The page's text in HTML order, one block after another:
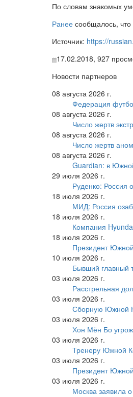
По словам знакомых
Ранее сообщалось, что
Источник: https://
17.02.2018, 927
Новости партнеров
08 августа 2026 г.
Федерация
08 августа 2026 г.
Число жертв
08 августа 2026 г.
Число жертв
08 августа 2026 г.
Guardian: в
29 июля 2026 г.
Руденко: Россия
18 июля 2026 г.
МИД: Россия
18 июля 2026 г.
Компания
18 июля 2026 г.
Президент
10 июля 2026 г.
Бывший главный
03 июля 2026 г.
Расстрельная
03 июля 2026 г.
Сборную Южной
03 июля 2026 г.
Хон Мён Бо
03 июля 2026 г.
Тренеру Южной
03 июля 2026 г.
Президент
03 июля 2026 г.
Москва заявила